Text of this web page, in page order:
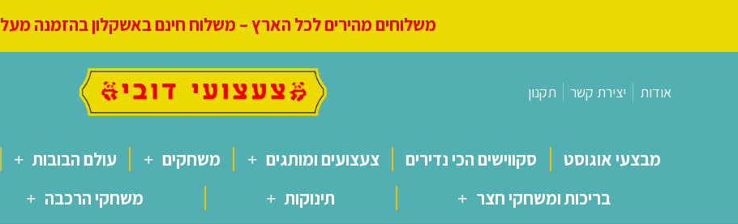
משלוחים מהירים לכל הארץ – משלוח חינם באשקלון בהזמנה מעל 250 ₪
אודות יצירת קשר תקנון
מבצעי אוגוסט סקווישים הכי נדירים צעצועים ומותגים משחקים עולם הבובות
בריכות ומשחקי חצר
תינוקות משחקי הרכבה